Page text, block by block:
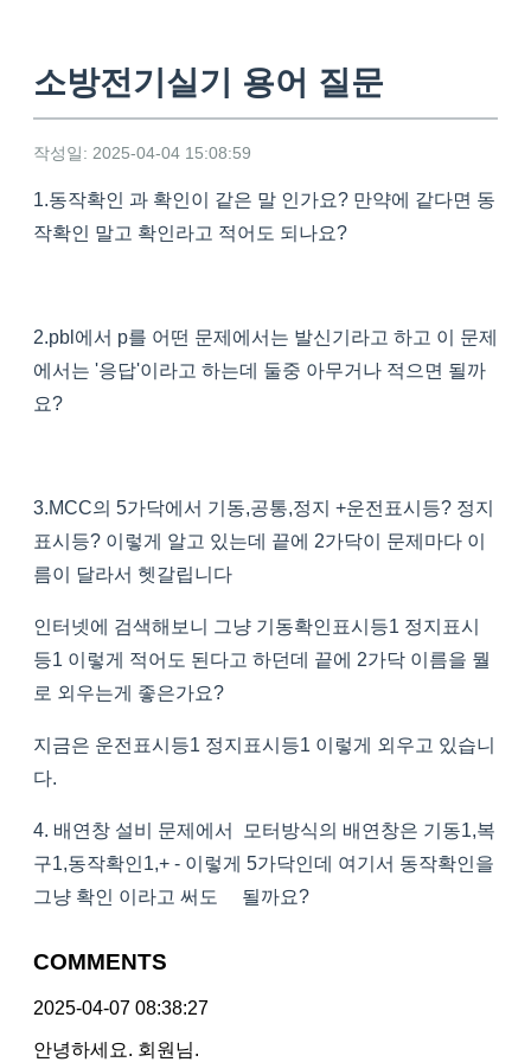
소방전기실기 용어 질문
작성일: 2025-04-04 15:08:59
1.동작확인 과 확인이 같은 말 인가요? 만약에 같다면 동
작확인 말고 확인라고 적어도 되나요?
2.pbl에서 p를 어떤 문제에서는 발신기라고 하고 이 문제
에서는 '응답'이라고 하는데 둘중 아무거나 적으면 될까
요?
3.MCC의 5가닥에서 기동,공통,정지 +운전표시등? 정지
표시등? 이렇게 알고 있는데 끝에 2가닥이 문제마다 이
름이 달라서 헷갈립니다
인터넷에 검색해보니 그냥 기동확인표시등1 정지표시
등1 이렇게 적어도 된다고 하던데 끝에 2가닥 이름을 뭘
로 외우는게 좋은가요?
지금은 운전표시등1 정지표시등1 이렇게 외우고 있습니
다.
4. 배연창 설비 문제에서 모터방식의 배연창은 기동1,복
구1,동작확인1,+ - 이렇게 5가닥인데 여기서 동작확인을
그냥 확인 이라고 써도 될까요?
COMMENTS
2025-04-07 08:38:27
안녕하세요. 회원님.